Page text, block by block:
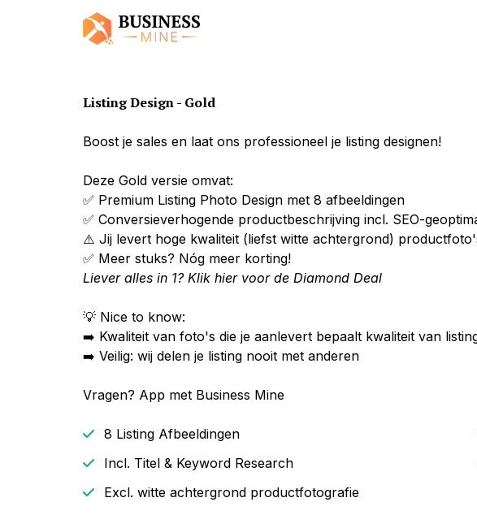
Listing Design - Gold
Boost je sales en laat ons professioneel je listing designen!
Deze Gold versie omvat:
✅ Premium Listing Photo Design met 8 afbeeldingen
✅ Conversieverhogende productbeschrijving incl. SEO-
⚠️ Jij levert hoge kwaliteit (liefst witte achtergrond)
Liever alles in 1? Klik hier voor de Diamond Deal
💡 Nice to know:
➡️ Kwaliteit van foto's die je aanlevert bepaalt kwaliteit van
➡️ Veilig: wij delen je listing nooit met anderen
Vragen? App met Business Mine
8 Listing Afbeeldingen
Incl. Titel & Keyword Research
Excl. witte achtergrond productfotografie